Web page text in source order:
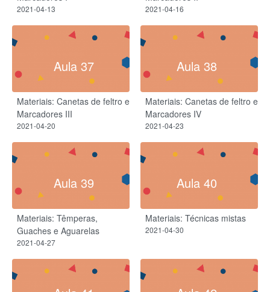
2021-04-13 2021-04-16
Aula 37
Materiais: Canetas de feltro e
Marcadores III
2021-04-20
Aula 38
Materiais: Canetas de feltro e
Marcadores IV
2021-04-23
Aula 39
Materiais: Têmperas,
Guaches e Aguarelas
2021-04-27
Aula 40
Materiais: Técnicas mistas
2021-04-30